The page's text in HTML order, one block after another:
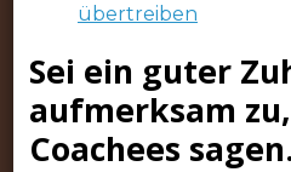
übertreiben
Sei ein guter
aufmerksam
Coachees sagen.